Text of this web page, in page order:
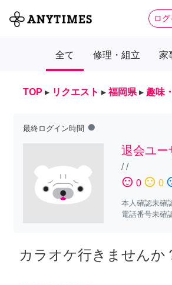
ロ
全て 修理・組立 家
TOP ▸ リクエスト ▸ 福岡県 ▸ 趣味
最終ログイン時間 fiber_manual_record
退会ユー
//
sentiment_satisfied 0 sentiment_neutral 0
本人確認未確
電話番号未確
カラオケ行きませんか